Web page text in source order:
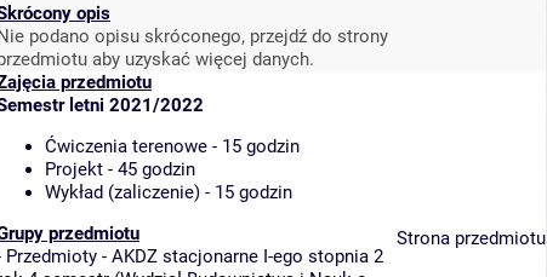
opis
podano opisu skróconego, przejdź do strony
aby uzyskać więcej danych.
przedmiotu
letni 2021/2022
Ćwiczenia terenowe - 15 godzin
Projekt - 45 godzin
Wykład (zaliczenie) - 15 godzin
przedmiotu
Przedmioty - AKDZ stacjonarne I-ego stopnia 2
Strona przedmiotu